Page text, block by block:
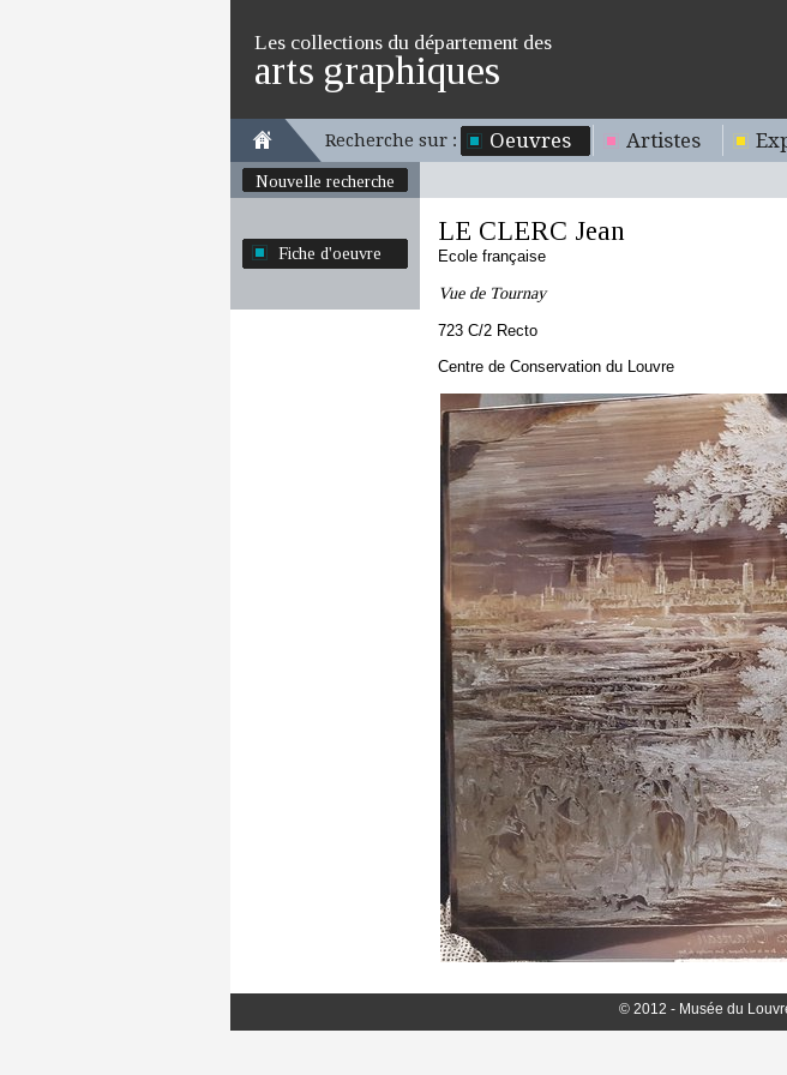
Les collections du département des
arts graphiques
Recherche sur : Oeuvres Artistes
Nouvelle recherche
Fiche d'oeuvre
LE CLERC Jean
Ecole française
Vue de Tournay
723 C/2 Recto
Centre de Conservation du Louvre
© 2012 - Musée du